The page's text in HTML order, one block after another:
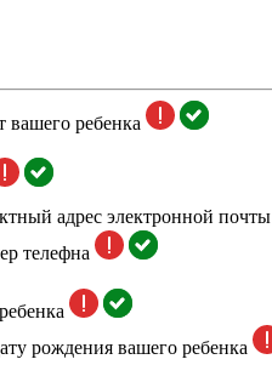
вашего ребенка
адрес электронной почты
телефна
рождения вашего ребенка